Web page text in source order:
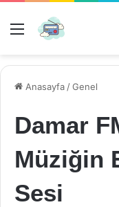
Menü
Anasayfa /Genel
Damar
Müziğin
Sesi